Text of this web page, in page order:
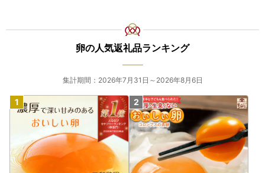
卵の人気返礼品ランキング
集計期間：2026年7月31日～2026年8月6日